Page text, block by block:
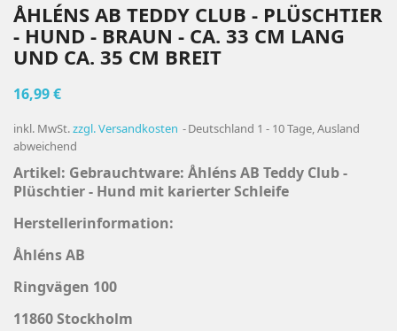
ÅHLÉNS AB TEDDY CLUB - PLÜSCHTIER
- HUND - BRAUN - CA. 33 CM LANG
UND CA. 35 CM BREIT
16,99 €
inkl. MwSt.zzgl. Versandkosten
Deutschland 1 - 10 Tage, Ausland
abweichend
Artikel: Gebrauchtware: Åhléns AB Teddy Club -
Plüschtier - Hund mit karierter Schleife
Herstellerinformation:
Åhléns AB
Ringvägen 100
11860 Stockholm